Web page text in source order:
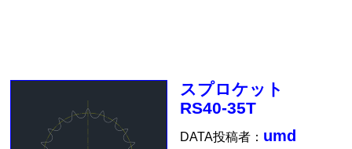
スプロケット
RS40-35T
DATA投稿者： umd